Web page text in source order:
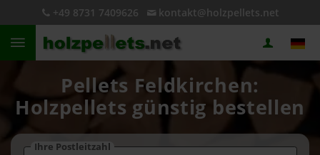
+49 8731 7409626 kontakt@holzpellets.net
Pellets Feldkirchen:
Holzpellets günstig bestellen
Ihre Postleitzahl